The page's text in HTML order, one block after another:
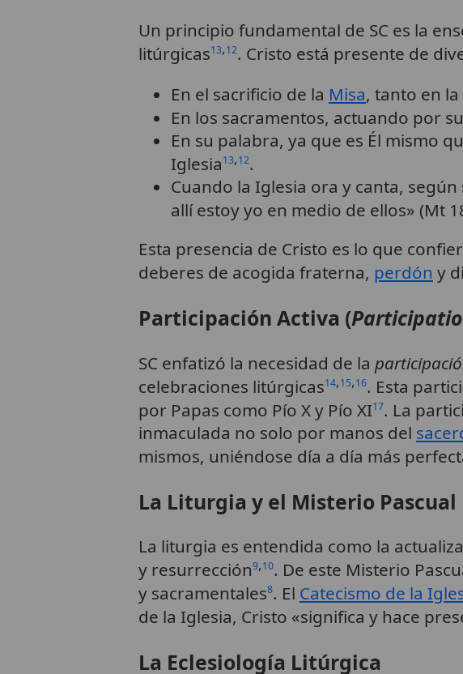
Un principio fundamental de SC es la
litúrgicas13,12. Cristo está presente de
En el sacrificio de la Misa, tanto en
En los sacramentos, actuando por
En su palabra, ya que es Él mismo
Iglesia13,12.
Cuando la Iglesia ora y canta,
allí estoy yo en medio de ellos» (Mt
Esta presencia de Cristo es lo que
deberes de acogida fraterna, perdón y
Participación Activa (
SC enfatizó la necesidad de la
celebraciones litúrgicas14,15,16. Esta
por Papas como Pío X y Pío XI17. La
inmaculada no solo por manos del
mismos, uniéndose día a día más
La Liturgia y el Misterio Pascual
La liturgia es entendida como la
y resurrección9,10. De este Misterio
y sacramentales8. El Catecismo de la
de la Iglesia, Cristo «significa y hace
La Eclesiología Litúrgica